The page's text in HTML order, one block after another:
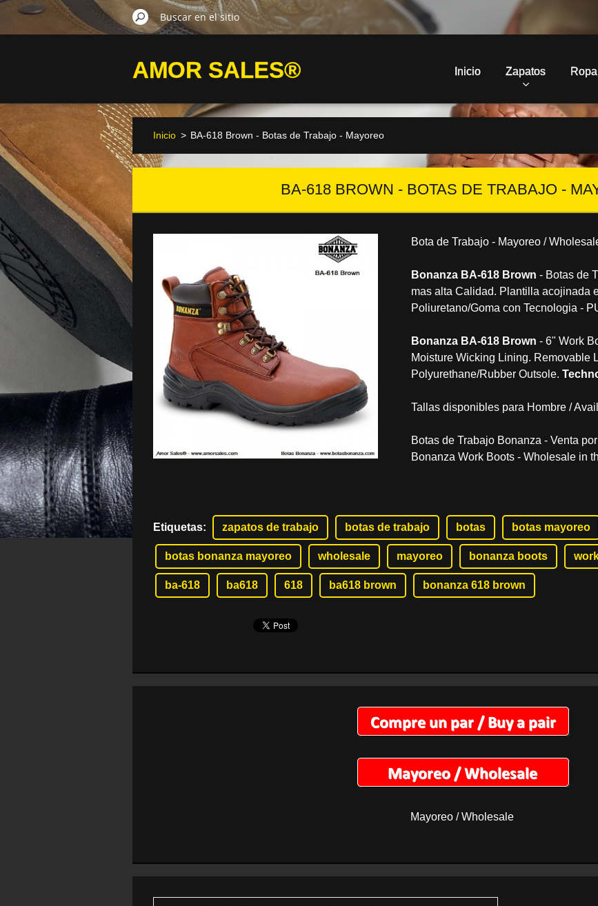
AMOR SALES® Inicio Zapatos
Inicio > BA-618 Brown - Botas de Trabajo - Mayoreo
BA-618 BROWN - BOTAS DE TRABAJO -
Bota de Trabajo - Mayoreo /
Bonanza BA-618 Brown - Botas de
mas alta Calidad. Plantilla acojinada
Poliuretano/Goma con Tecnologia -
Bonanza BA-618 Brown - 6" Work
Moisture Wicking Lining. Removable
Polyurethane/Rubber Outsole.
Tallas disponibles para Hombre /
Botas de Trabajo Bonanza - Venta
Bonanza Work Boots - Wholesale in
Etiquetas: zapatos de trabajo botas de trabajo botas botas mayoreo
botas bonanza mayoreo wholesale mayoreo bonanza boots
ba-618 ba618 618 ba618 brown bonanza 618 brown
Mayoreo / Wholesale